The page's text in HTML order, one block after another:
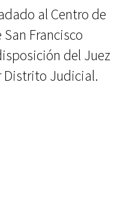
al Centro de
Francisco
del Juez
Distrito Judicial.